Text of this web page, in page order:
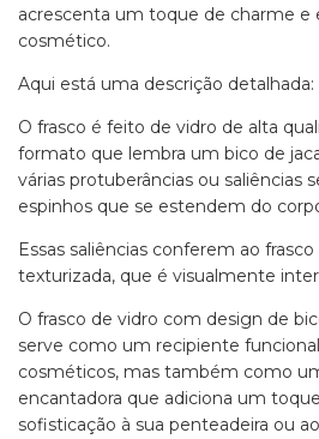
acrescenta um toque de charme e
cosmético.
Aqui está uma descrição detalhada:
O frasco é feito de vidro de alta
formato que lembra um bico de
várias protuberâncias ou saliências
espinhos que se estendem do
Essas saliências conferem ao
texturizada, que é visualmente
O frasco de vidro com design de
serve como um recipiente
cosméticos, mas também como
encantadora que adiciona um
sofisticação à sua penteadeira ou